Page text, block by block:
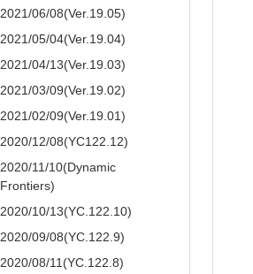
2021/06/08(Ver.19.05)
2021/05/04(Ver.19.04)
2021/04/13(Ver.19.03)
2021/03/09(Ver.19.02)
2021/02/09(Ver.19.01)
2020/12/08(YC122.12)
2020/11/10(Dynamic
Frontiers)
2020/10/13(YC.122.10)
2020/09/08(YC.122.9)
2020/08/11(YC.122.8)